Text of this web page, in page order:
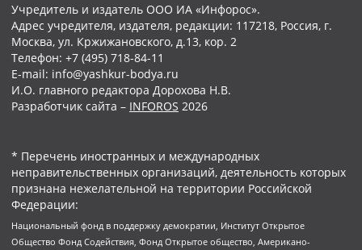
Учредитель и издатель ООО ИА «Инфорос».
Адрес учредителя, издателя, редакции: 117218, Россия, г.
Москва, ул. Кржижановского, д.13, кор. 2
Телефон: +7 (495) 718-84-11
E-mail: info@yashkur-bodya.ru
И.О. главного редактора Дорохова Н.В.
Разработчик сайта – INFOROS 2026
* Перечень иностранных и международных
неправительственных организаций, деятельность которых
признана нежелательной на территории Российской
Федерации:
Национальный фонд в поддержку демократии, Институт Открытое
Общество Фонд Содействия, Фонд Открытое общество, Американо-